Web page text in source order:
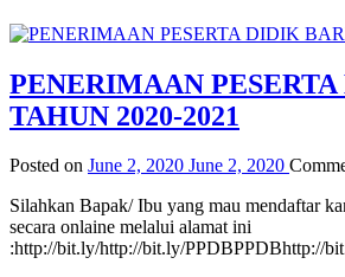
PENERIMAAN
TAHUN 2020-2021
Posted on June 2, 2020 June 2, 2020
Silahkan Bapak/ Ibu yang mau mendaftar
secara onlaine melalui alamat ini
:http://bit.ly/http://bit.ly/PPDBPPDBhttp://